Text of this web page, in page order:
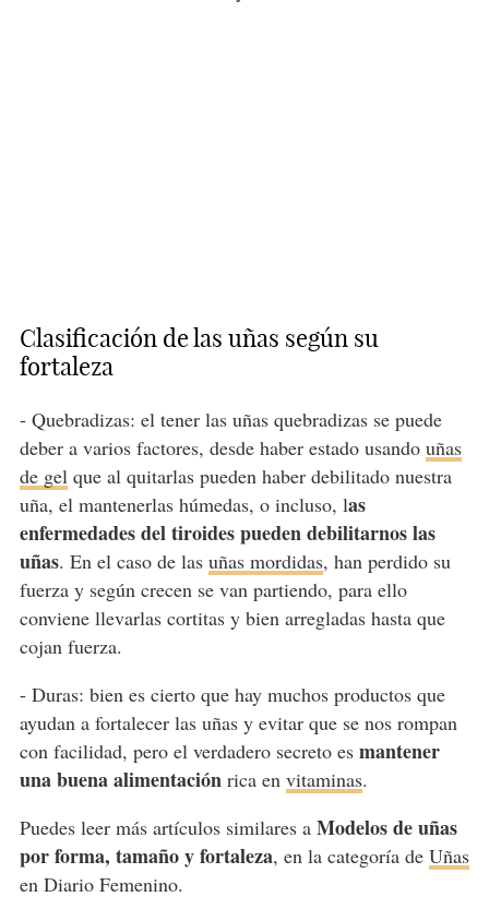
Clasificación de las uñas según su
fortaleza
- Quebradizas: el tener las uñas quebradizas se puede
deber a varios factores, desde haber estado usando uñas
de gel que al quitarlas pueden haber debilitado nuestra
uña, el mantenerlas húmedas, o incluso, las
enfermedades del tiroides pueden debilitarnos las
uñas. En el caso de las uñas mordidas, han perdido su
fuerza y según crecen se van partiendo, para ello
conviene llevarlas cortitas y bien arregladas hasta que
cojan fuerza.
- Duras: bien es cierto que hay muchos productos que
ayudan a fortalecer las uñas y evitar que se nos rompan
con facilidad, pero el verdadero secreto es mantener
una buena alimentación rica en vitaminas.
Puedes leer más artículos similares a Modelos de uñas
por forma, tamaño y fortaleza, en la categoría de Uñas
en Diario Femenino.